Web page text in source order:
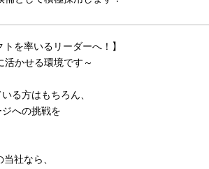
を率いるリーダーへ！】
活かせる環境です～
る方はもちろん、
への挑戦を
社なら、